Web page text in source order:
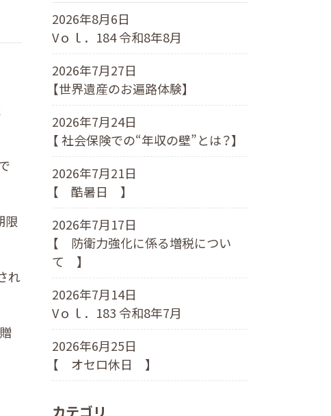
限
れ
2026年8月6日
Vｏｌ．184 令和8年8月
2026年7月27日
【世界遺産のお遍路体験】
2026年7月24日
【 社会保険での“年収の壁”とは？】
2026年7月21日
【 酷暑日 】
2026年7月17日
【 防衛力強化に係る増税につい
て 】
2026年7月14日
Vｏｌ．183 令和8年7月
2026年6月25日
【 オセロ休日 】
カテゴリ